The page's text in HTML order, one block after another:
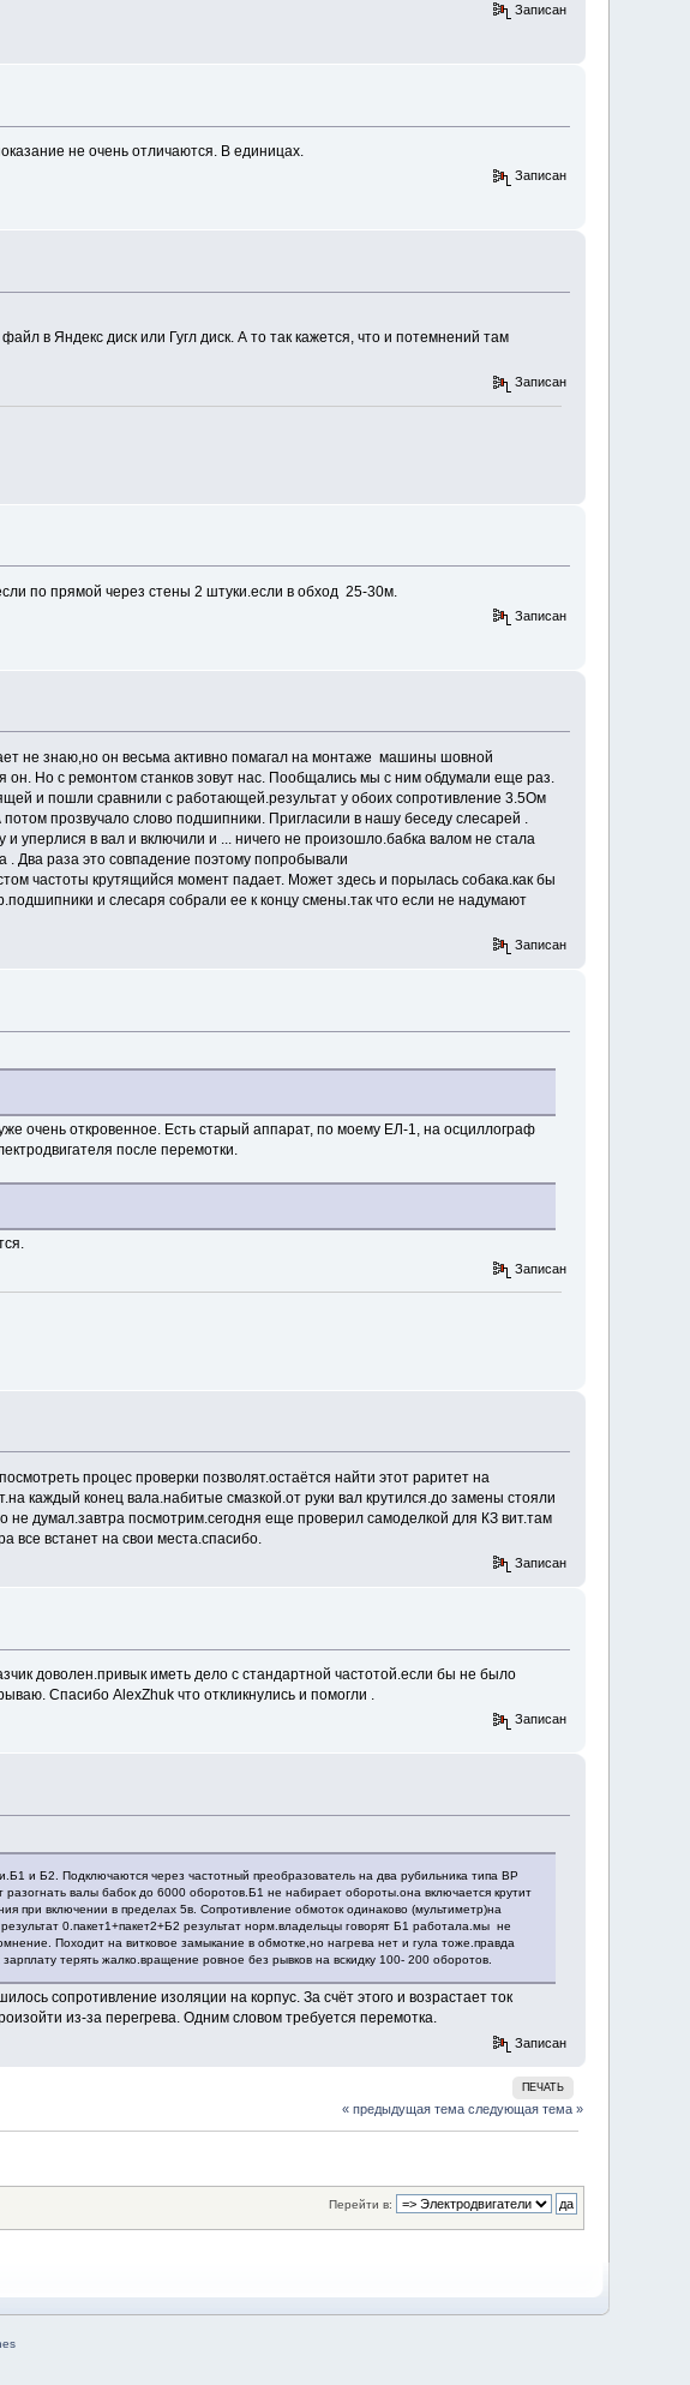
Записан
не очень отличаются. В единицах.
Записан
в Яндекс диск или Гугл диск. А то так кажется, что и потемнений там
Записан
по прямой через стены 2 штуки.если в обход 25-30м.
Записан
не знаю,но он весьма активно помагал на монтаже машины шовной
он. Но с ремонтом станков зовут нас. Пообщались мы с ним обдумали еще раз.
и пошли сравнили с работающей.результат у обоих сопротивление 3.5Ом
прозвучало слово подшипники. Пригласили в нашу беседу слесарей .
уперлися в вал и включили и ... ничего не произошло.бабка валом не стала
Два раза это совпадение поэтому попробывали
частоты крутящийся момент падает. Может здесь и порылась собака.как бы
и слесаря собрали ее к концу смены.так что если не надумают
Записан
очень откровенное. Есть старый аппарат, по моему ЕЛ-1, на осциллограф
после перемотки.
Записан
процес проверки позволят.остаётся найти этот раритет на
каждый конец вала.набитые смазкой.от руки вал крутился.до замены стояли
думал.завтра посмотрим.сегодня еще проверил самоделкой для КЗ вит.там
все встанет на свои места.спасибо.
Записан
доволен.привык иметь дело с стандартной частотой.если бы не было
Спасибо AlexZhuk что откликнулись и помогли .
Записан
и Б2. Подключаются через частотный преобразователь на два рубильника типа ВР
валы бабок до 6000 оборотов.Б1 не набирает обороты.она включается крутит
включении в пределах 5в. Сопротивление обмоток одинаково (мультиметр)на
0.пакет1+пакет2+Б2 результат норм.владельцы говорят Б1 работала.мы не
Походит на витковое замыкание в обмотке,но нагрева нет и гула тоже.правда
терять жалко.вращение ровное без рывков на вскидку 100- 200 оборотов.
сопротивление изоляции на корпус. За счёт этого и возрастает ток
из-за перегрева. Одним словом требуется перемотка.
Записан
ПЕЧАТЬ
« предыдущая тема следующая тема »
Перейти в: